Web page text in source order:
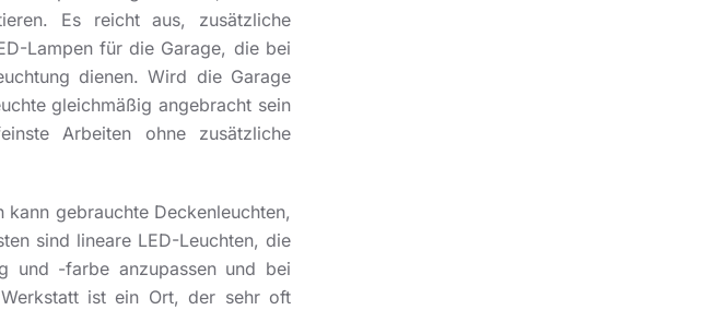
Es reicht aus, zusätzliche
Lampen für die Garage, die bei
dienen. Wird die Garage
gleichmäßig angebracht sein
Arbeiten ohne zusätzliche
kann gebrauchte Deckenleuchten,
sind lineare LED-Leuchten, die
und -farbe anzupassen und bei
ist ein Ort, der sehr oft